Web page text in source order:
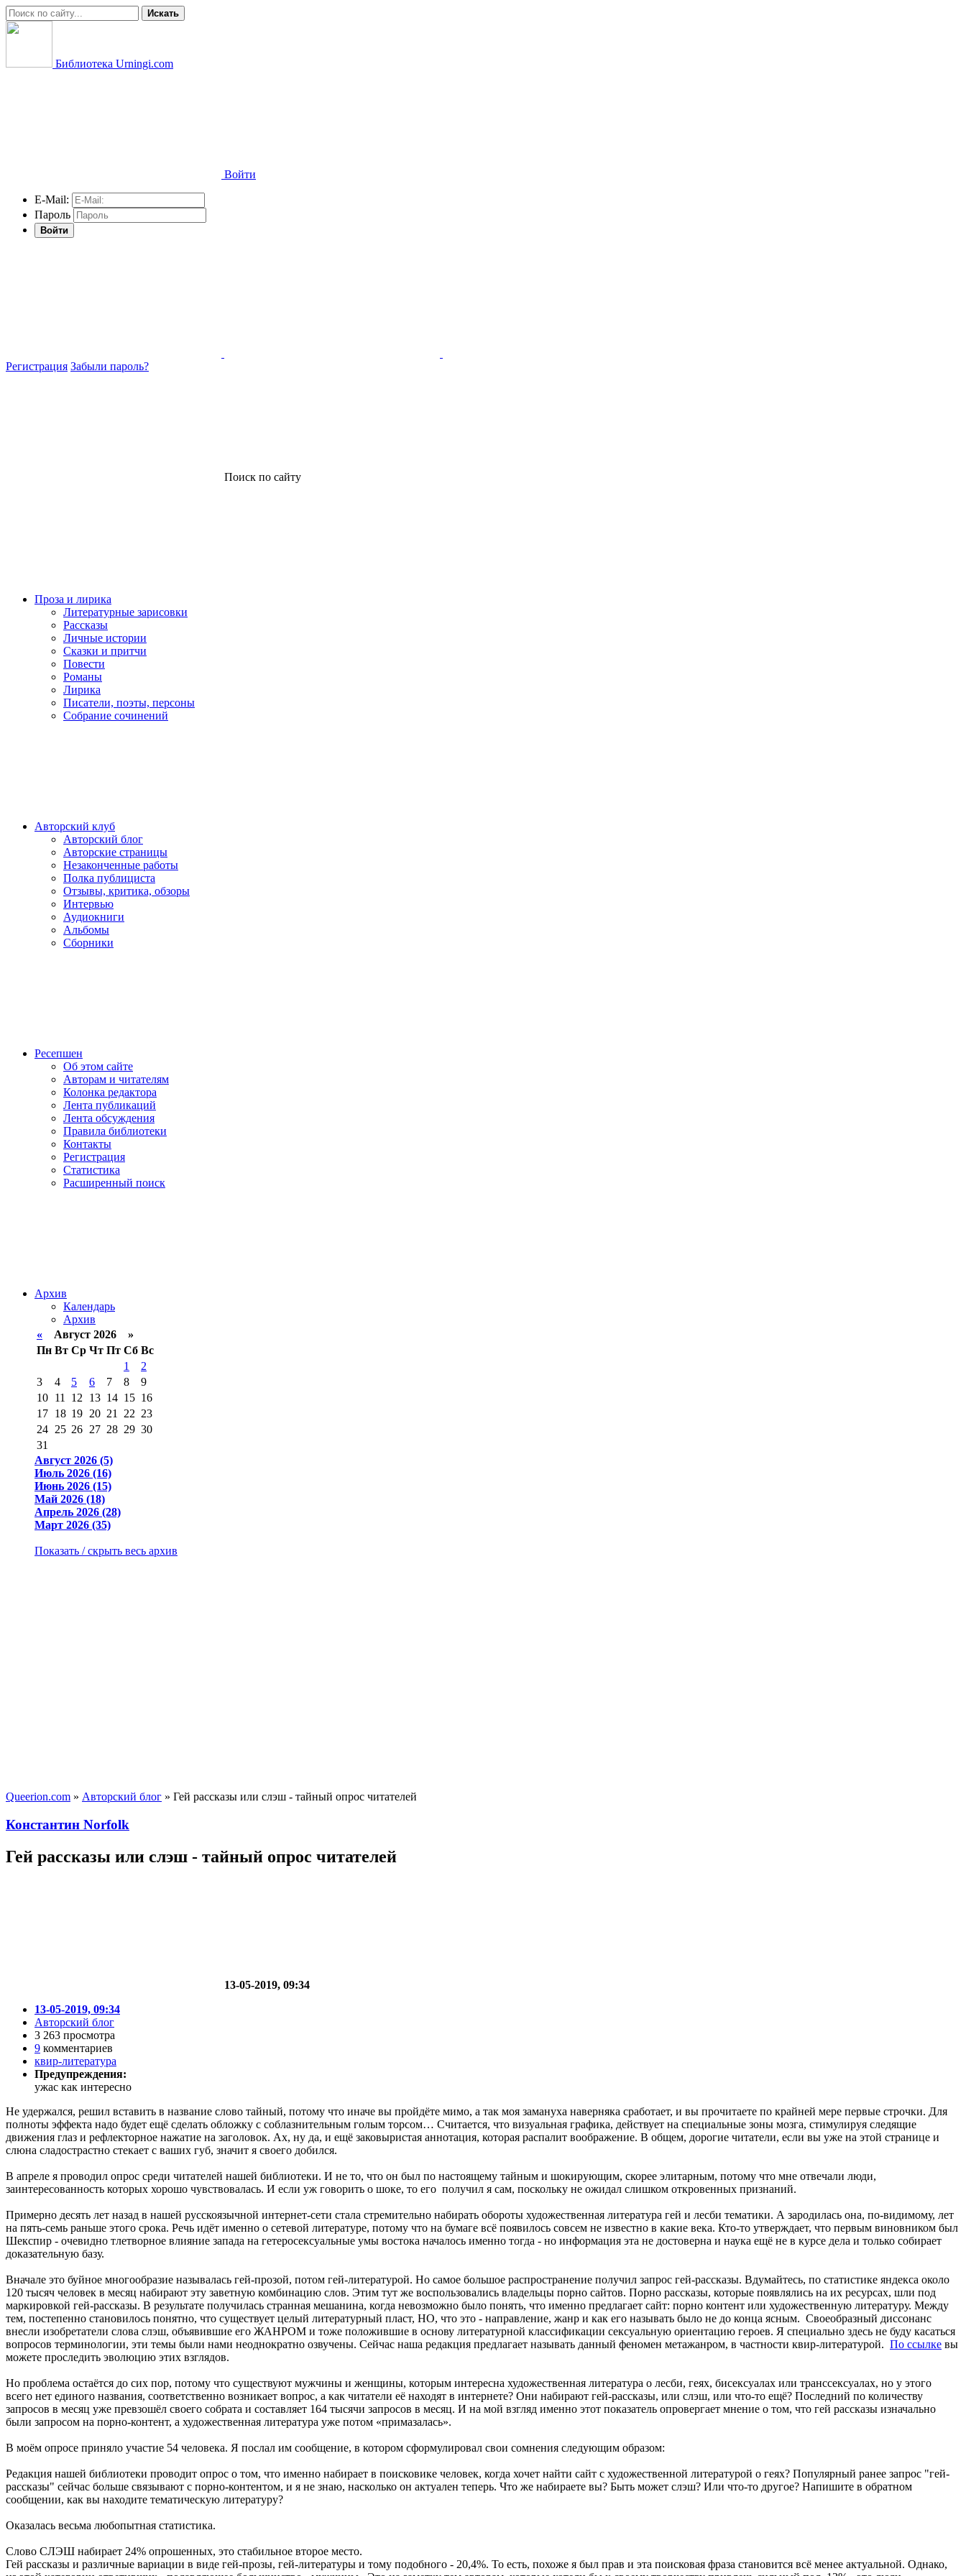
Искать
Библиотека Urningi.com
Войти
E-Mail:
Пароль
Войти
Регистрация Забыли пароль?
Поиск по сайту
Проза и лирика
Литературные зарисовки
Рассказы
Личные истории
Сказки и притчи
Повести
Романы
Лирика
Писатели, поэты, персоны
Собрание сочинений
Авторский клуб
Авторский блог
Авторские страницы
Незаконченные работы
Полка публициста
Отзывы, критика, обзоры
Интервью
Аудиокниги
Альбомы
Сборники
Ресепшен
Об этом сайте
Авторам и читателям
Колонка редактора
Лента публикаций
Лента обсуждения
Правила библиотеки
Контакты
Регистрация
Статистика
Расширенный поиск
Архив
Календарь
Архив
« Август 2026 »
Пн Вт Ср Чт Пт Сб Вс
1
2
3
4 5 6 7 8
9
10 11 12 13 14 15 16
17 18 19 20 21 22 23
24 25 26 27 28 29 30
31
Август 2026 (5)
Июль 2026 (16)
Июнь 2026 (15)
Май 2026 (18)
Апрель 2026 (28)
Март 2026 (35)
Показать / скрыть весь архив
Queerion.com » Авторский блог » Гей рассказы или слэш - тайный опрос читателей
Константин Norfolk
Гей рассказы или слэш - тайный опрос читателей
13-05-2019, 09:34
13-05-2019, 09:34
Авторский блог
3 263 просмотра
9 комментариев
квир-литература
Предупреждения:
ужас как интересно
Не удержался, решил вставить в название слово тайный, потому что иначе вы пройдёте мимо, а так моя замануха наверняка сработает, и вы прочитаете по крайней мере первые строчки. Для
полноты эффекта надо будет ещё сделать обложку с соблазнительным голым торсом… Считается, что визуальная графика, действует на специальные зоны мозга, стимулируя следящие
движения глаз и рефлекторное нажатие на заголовок. Ах, ну да, и ещё заковыристая аннотация, которая распалит воображение. В общем, дорогие читатели, если вы уже на этой странице и
слюна сладострастно стекает с ваших губ, значит я своего добился.
В апреле я проводил опрос среди читателей нашей библиотеки. И не то, что он был по настоящему тайным и шокирующим, скорее элитарным, потому что мне отвечали люди,
заинтересованность которых хорошо чувствовалась. И если уж говорить о шоке, то его получил я сам, поскольку не ожидал слишком откровенных признаний.
Примерно десять лет назад в нашей русскоязычной интернет-сети стала стремительно набирать обороты художественная литература гей и лесби тематики. А зародилась она, по-видимому, лет
на пять-семь раньше этого срока. Речь идёт именно о сетевой литературе, потому что на бумаге всё появилось совсем не известно в какие века. Кто-то утверждает, что первым виновником был
Шекспир - очевидно тлетворное влияние запада на гетеросексуальные умы востока началось именно тогда - но информация эта не достоверна и наука ещё не в курсе дела и только собирает
доказательную базу.
Вначале это буйное многообразие называлась гей-прозой, потом гей-литературой. Но самое большое распространение получил запрос гей-рассказы. Вдумайтесь, по статистике яндекса около
120 тысяч человек в месяц набирают эту заветную комбинацию слов. Этим тут же воспользовались владельцы порно сайтов. Порно рассказы, которые появлялись на их ресурсах, шли под
маркировкой гей-рассказы. В результате получилась странная мешанина, когда невозможно было понять, что именно предлагает сайт: порно контент или художественную литературу. Между
тем, постепенно становилось понятно, что существует целый литературный пласт, НО, что это - направление, жанр и как его называть было не до конца ясным. Своеобразный диссонанс
внесли изобретатели слова слэш, объявившие его ЖАНРОМ и тоже положившие в основу литературной классификации сексуальную ориентацию героев. Я специально здесь не буду касаться
вопросов терминологии, эти темы были нами неоднократно озвучены. Сейчас наша редакция предлагает называть данный феномен метажанром, в частности квир-литературой. По ссылке вы
можете проследить эволюцию этих взглядов.
Но проблема остаётся до сих пор, потому что существуют мужчины и женщины, которым интересна художественная литература о лесби, геях, бисексуалах или транссексуалах, но у этого
всего нет единого названия, соответственно возникает вопрос, а как читатели её находят в интернете? Они набирают гей-рассказы, или слэш, или что-то ещё? Последний по количеству
запросов в месяц уже превзошёл своего собрата и составляет 164 тысячи запросов в месяц. И на мой взгляд именно этот показатель опровергает мнение о том, что гей рассказы изначально
были запросом на порно-контент, а художественная литература уже потом «примазалась».
В моём опросе приняло участие 54 человека. Я послал им сообщение, в котором сформулировал свои сомнения следующим образом:
Редакция нашей библиотеки проводит опрос о том, что именно набирает в поисковике человек, когда хочет найти сайт с художественной литературой о геях? Популярный ранее запрос "гей-
рассказы" сейчас больше связывают с порно-контентом, и я не знаю, насколько он актуален теперь. Что же набираете вы? Быть может слэш? Или что-то другое? Напишите в обратном
сообщении, как вы находите тематическую литературу?
Оказалась весьма любопытная статистика.
Слово СЛЭШ набирает 24% опрошенных, это стабильное второе место.
Гей рассказы и различные вариации в виде гей-прозы, гей-литературы и тому подобного - 20,4%. То есть, похоже я был прав и эта поисковая фраза становится всё менее актуальной. Однако,